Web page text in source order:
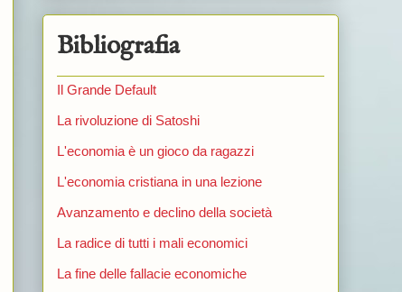
Bibliografia
Il Grande Default
La rivoluzione di Satoshi
L'economia è un gioco da ragazzi
L'economia cristiana in una lezione
Avanzamento e declino della società
La radice di tutti i mali economici
La fine delle fallacie economiche